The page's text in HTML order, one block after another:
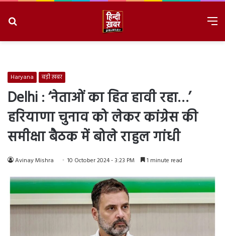
Haryana बड़ी ख़बर
Delhi : ‘नेताओं का हित हावी रहा…’
हरियाणा चुनाव को लेकर कांग्रेस की
समीक्षा बैठक में बोले राहुल गांधी
Avinay Mishra 10 October 2024 - 3:23 PM 1 minute read